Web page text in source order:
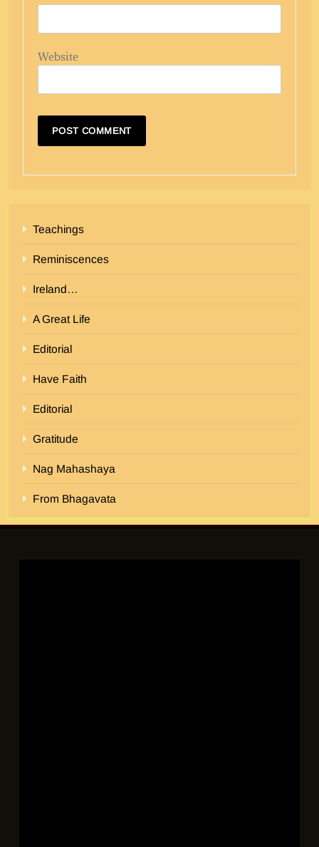
Teachings
Reminiscences
Ireland…
A Great Life
Editorial
Have Faith
Editorial
Gratitude
Nag Mahashaya
From Bhagavata
Website